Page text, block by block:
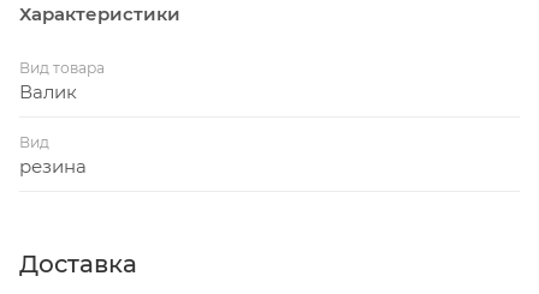
Характеристики
Вид товара
Валик
Вид
резина
Доставка